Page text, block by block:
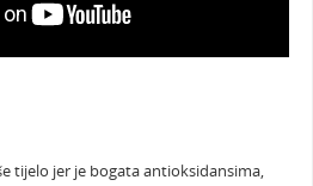
tijelo jer je bogata antioksidansima,